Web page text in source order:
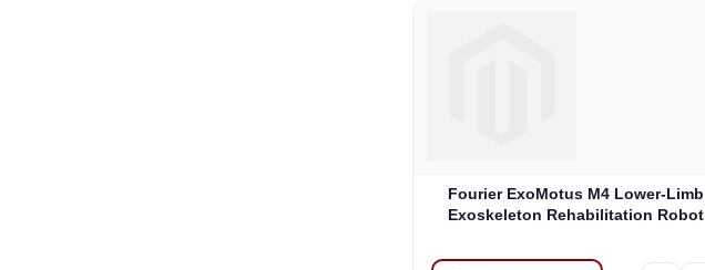
Fourier ExoMotus M4 Lower-Limb
Exoskeleton Rehabilitation Robot